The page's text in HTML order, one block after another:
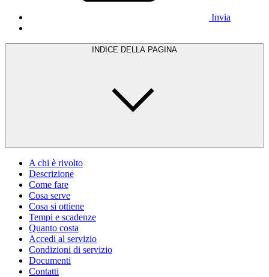
Invia
INDICE DELLA PAGINA
A chi è rivolto
Descrizione
Come fare
Cosa serve
Cosa si ottiene
Tempi e scadenze
Quanto costa
Accedi al servizio
Condizioni di servizio
Documenti
Contatti